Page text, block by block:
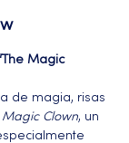
Magic
de magia, risas
Magic Clown, un